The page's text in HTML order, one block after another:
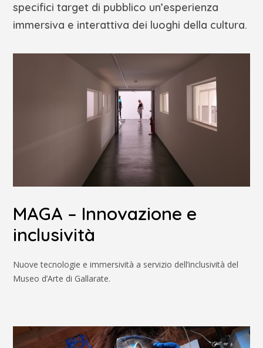
specifici target di pubblico un’esperienza
immersiva e interattiva dei luoghi della cultura.
MAGA – Innovazione e
inclusività
Nuove tecnologie e immersività a servizio dell’inclusività del
Museo d’Arte di Gallarate.